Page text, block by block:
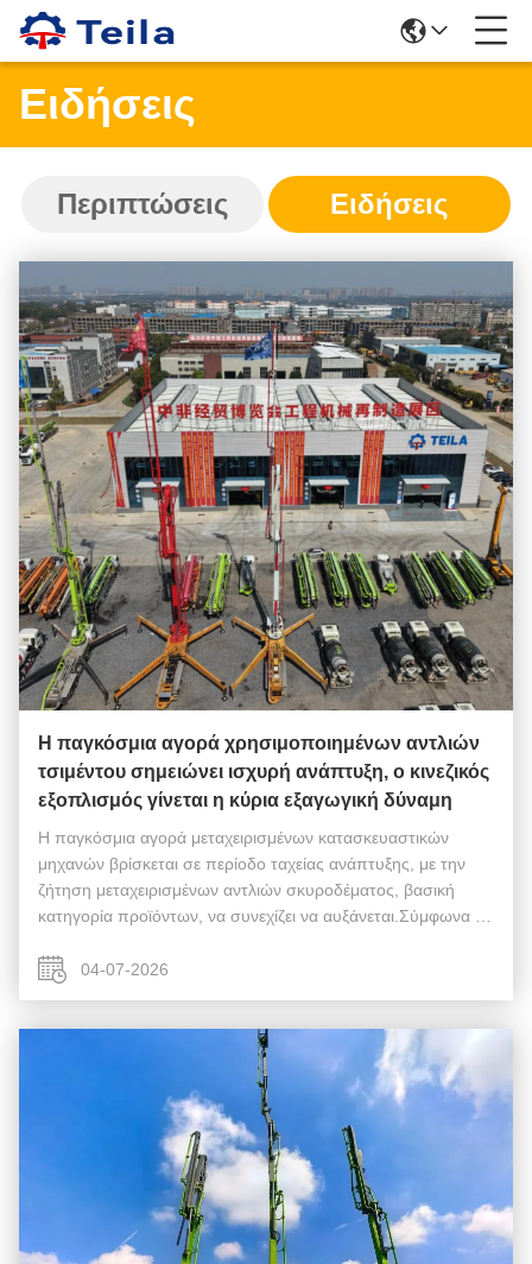
Ειδήσεις
Περιπτώσεις Ειδήσεις
Η παγκόσμια αγορά χρησιμοποιημένων αντλιών
τσιμέντου σημειώνει ισχυρή ανάπτυξη, ο κινεζικός
εξοπλισμός γίνεται η κύρια εξαγωγική δύναμη
Η παγκόσμια αγορά μεταχειρισμένων κατασκευαστικών
μηχανών βρίσκεται σε περίοδο ταχείας ανάπτυξης, με την
ζήτηση μεταχειρισμένων αντλιών σκυροδέματος, βασική
κατηγορία προϊόντων, να συνεχίζει να αυξάνεται.Σύμφωνα με
της βιομηχανίας, το παγκόσμιο ...
04-07-2026